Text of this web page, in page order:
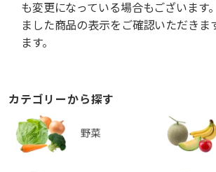
も変更になっている場合もございます
ました商品の表示をご確認いただきま
ます。
カテゴリーから探す